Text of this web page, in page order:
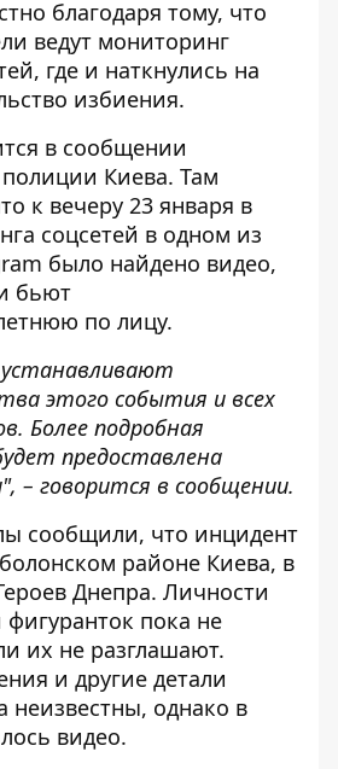
благодаря тому, что
ведут мониторинг
где и наткнулись на
избиения.
в сообщении
Киева. Там
к вечеру 23 января в
соцсетей в одном из
было найдено видео,
бьют
по лицу.
устанавливают
этого события и всех
Более подробная
предоставлена
– говорится в сообщении.
сообщили, что инцидент
районе Киева, в
Днепра. Личности
пока не
их не разглашают.
и другие детали
неизвестны, однако в
видео.